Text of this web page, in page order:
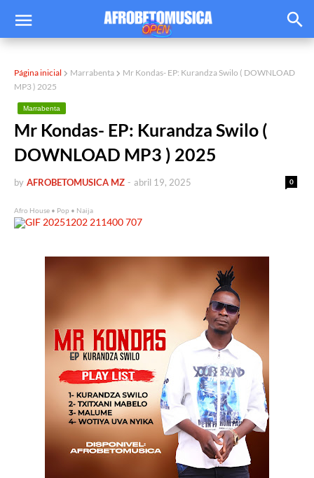
Página inicial Marrabenta
Mr Kondas- EP: Kurandza Swilo ( DOWNLOAD
MP3 ) 2025
Marrabenta
Mr Kondas- EP: Kurandza Swilo (
DOWNLOAD MP3 ) 2025
by AFROBETOMUSICA MZ 0
- abril 19, 2025
Afro House • Pop • Naija